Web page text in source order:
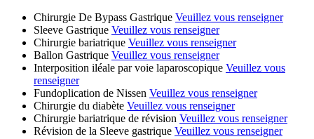
Chirurgie De Bypass Gastrique Veuillez vous renseigner
Sleeve Gastrique Veuillez vous renseigner
Chirurgie bariatrique Veuillez vous renseigner
Ballon Gastrique Veuillez vous renseigner
Interposition iléale par voie laparoscopique Veuillez vous
renseigner
Fundoplication de Nissen Veuillez vous renseigner
Chirurgie du diabète Veuillez vous renseigner
Chirurgie bariatrique de révision Veuillez vous renseigner
Révision de la Sleeve gastrique Veuillez vous renseigner